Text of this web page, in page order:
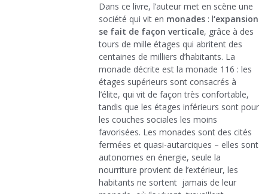
Dans ce livre, l’auteur met en scène une
société qui vit en monades : l‘expansion
se fait de façon verticale, grâce à des
tours de mille étages qui abritent des
centaines de milliers d’habitants. La
monade décrite est la monade 116 : les
étages supérieurs sont consacrés à
l’élite, qui vit de façon très confortable,
tandis que les étages inférieurs sont pour
les couches sociales les moins
favorisées. Les monades sont des cités
fermées et quasi-autarciques – elles sont
autonomes en énergie, seule la
nourriture provient de l’extérieur, les
habitants ne sortent jamais de leur